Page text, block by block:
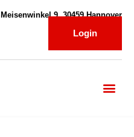
Meisenwinkel 9, 30459 Hannover
Login